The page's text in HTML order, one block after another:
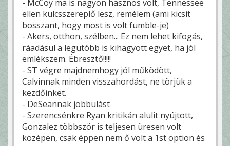
- McCoy ma is nagyon hasznos volt, Tennessee
ellen kulcsszereplő lesz, remélem (ami kicsit
bosszant, hogy most is volt fumble-je)
- Akers, otthon, szélben... Ez nem lehet kifogás,
ráadásul a legutóbb is kihagyott egyet, ha jól
emlékszem. Ébresztő!!!!!
- ST végre majdnemhogy jól működött,
Calvinnak minden visszahordást, ne törjük a
kezdőinket.
- DeSeannak jobbulást
- Szerencsénkre Ryan kritikán alulit nyújtott,
Gonzalez többször is teljesen üresen volt
középen, csak éppen nem ő volt a 1st option és